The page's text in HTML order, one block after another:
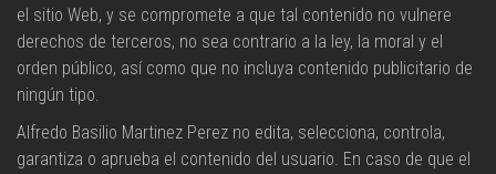
el sitio Web, y se compromete a que tal contenido no vulnere
derechos de terceros, no sea contrario a la ley, la moral y el
orden público, así como que no incluya contenido publicitario de
ningún tipo.
Alfredo Basilio Martinez Perez no edita, selecciona, controla,
garantiza o aprueba el contenido del usuario. En caso de que el